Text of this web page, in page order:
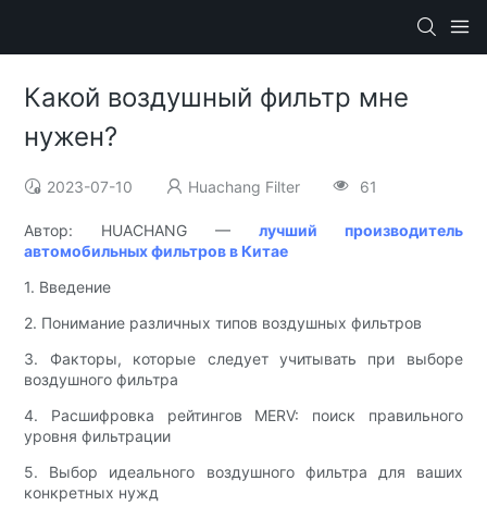
Какой воздушный фильтр мне
нужен?
2023-07-10 Huachang Filter 61
Автор: HUACHANG — лучший производитель
автомобильных фильтров в Китае
1. Введение
2. Понимание различных типов воздушных фильтров
3. Факторы, которые следует учитывать при выборе
воздушного фильтра
4. Расшифровка рейтингов MERV: поиск правильного
уровня фильтрации
5. Выбор идеального воздушного фильтра для ваших
конкретных нужд